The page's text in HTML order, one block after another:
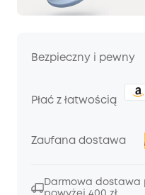
Bezpieczny i pewny
Płać z łatwością
Zaufana dostawa
Darmowa dostawa